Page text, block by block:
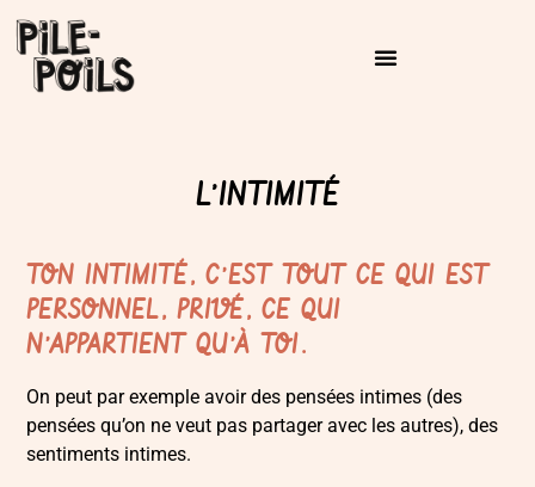
L’INTIMITÉ
TON INTIMITÉ, C’EST TOUT CE QUI EST
PERSONNEL, PRIVÉ, CE QUI
N’APPARTIENT QU’À TOI.
On peut par exemple avoir des pensées intimes (des
pensées qu’on ne veut pas partager avec les autres), des
sentiments intimes.